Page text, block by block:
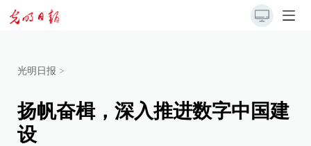
光明日报 >
扬帆奋楫，深入推进数字中国建
设